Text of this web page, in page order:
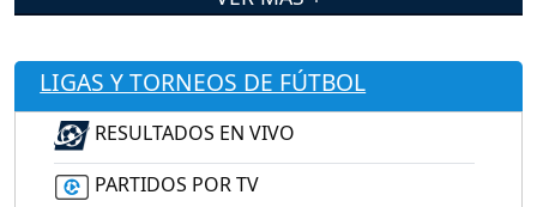
LIGAS Y TORNEOS DE FÚTBOL
RESULTADOS EN VIVO
PARTIDOS POR TV